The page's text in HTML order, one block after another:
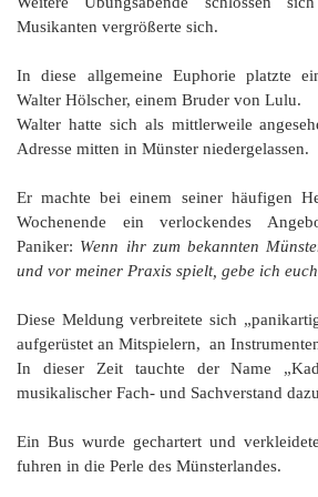
Musikanten vergrößerte sich.
In diese allgemeine Euphorie platzte
Walter Hölscher, einem Bruder von Lulu.
Walter hatte sich als mittlerweile
Adresse mitten in Münster niedergelassen.
Er machte bei einem seiner häufigen
Wochenende ein verlockendes
Paniker: Wenn ihr zum bekannten
und vor meiner Praxis spielt, gebe ich
Diese Meldung verbreitete sich
aufgerüstet an Mitspielern, an
In dieser Zeit tauchte der Name
musikalischer Fach- und Sachverstand
Ein Bus wurde gechartert und
fuhren in die Perle des Münsterlandes.